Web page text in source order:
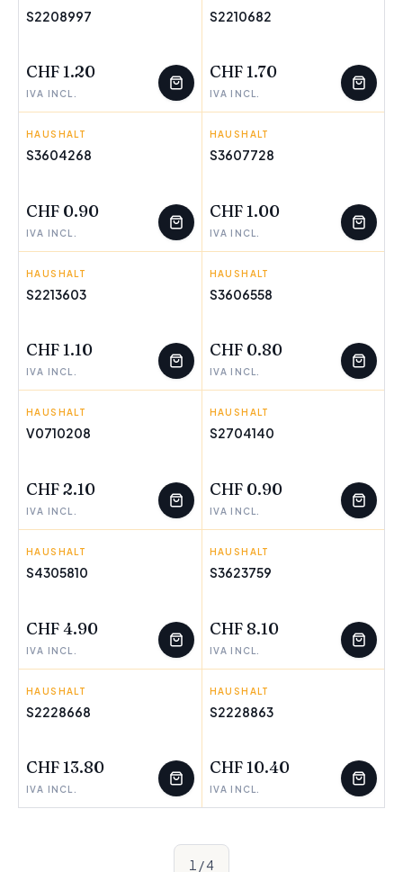
S2208997
CHF 1.20
IVA INCL.
S2210682
CHF 1.70
IVA INCL.
VIVALTO
HAUSHALT
S3604268
CHF 0.90
IVA INCL.
VIVALTO
HAUSHALT
S3607728
CHF 1.00
IVA INCL.
INDE
HAUSHALT
S2213603
CHF 1.10
IVA INCL.
KINVARA
HAUSHALT
S3606558
CHF 0.80
IVA INCL.
PEPPA PIG
HAUSHALT
V0710208
CHF 2.10
IVA INCL.
LUMINARC
HAUSHALT
S2704140
CHF 0.90
IVA INCL.
THE AVENGERS
HAUSHALT
S4305810
CHF 4.90
IVA INCL.
BIGBUY HOME
HAUSHALT
S3623759
CHF 8.10
IVA INCL.
PRIVILEGE
HAUSHALT
S2228668
CHF 13.80
IVA INCL.
LA MEDITERRÁNEA
HAUSHALT
S2228863
CHF 10.40
IVA INCL.
1 /4